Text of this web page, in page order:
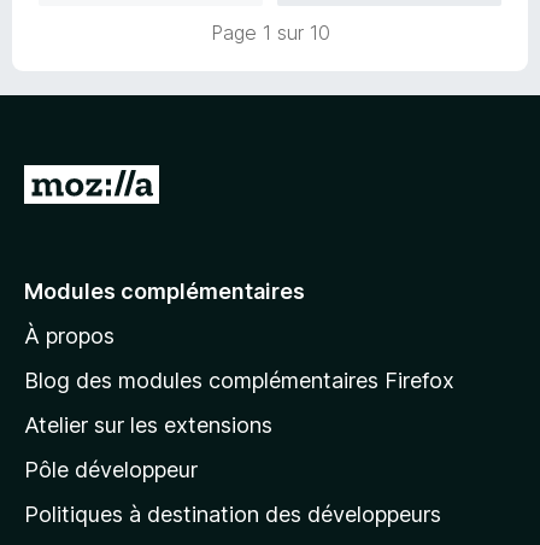
Page 1 sur 10
A
e
à
l
p
a
g
Modules complémentaires
À propos
Blog des modules complémentaires Firefox
Atelier sur les extensions
Pôle développeur
Politiques à destination des développeurs